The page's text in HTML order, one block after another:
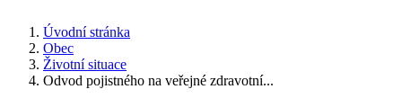
Úvodní stránka
Obec
Životní situace
Odvod pojistného na veřejné zdravotní...